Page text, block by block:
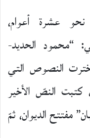
عشرة أعوام،
“محمود الحديد-
النصوص التي
كتبت النصّ الأخير
مفتتح الديوان، ثمّ